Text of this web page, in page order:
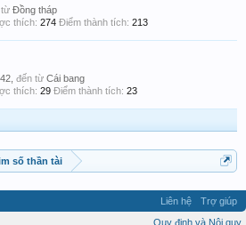
từ Đồng tháp
thích: 274 Điểm thành tích: 213
đến từ Cái bang
thích: 29 Điểm thành tích: 23
số thần tài
Liên hệ
Trợ giúp
Quy định và Nội quy